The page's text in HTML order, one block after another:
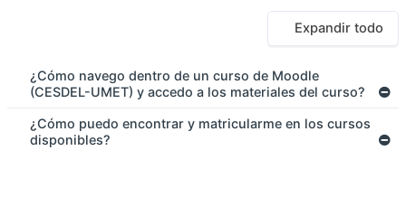
Expandir todo
¿Cómo navego dentro de un curso de Moodle
(CESDEL-UMET) y accedo a los materiales del curso?
¿Cómo puedo encontrar y matricularme en los cursos
disponibles?